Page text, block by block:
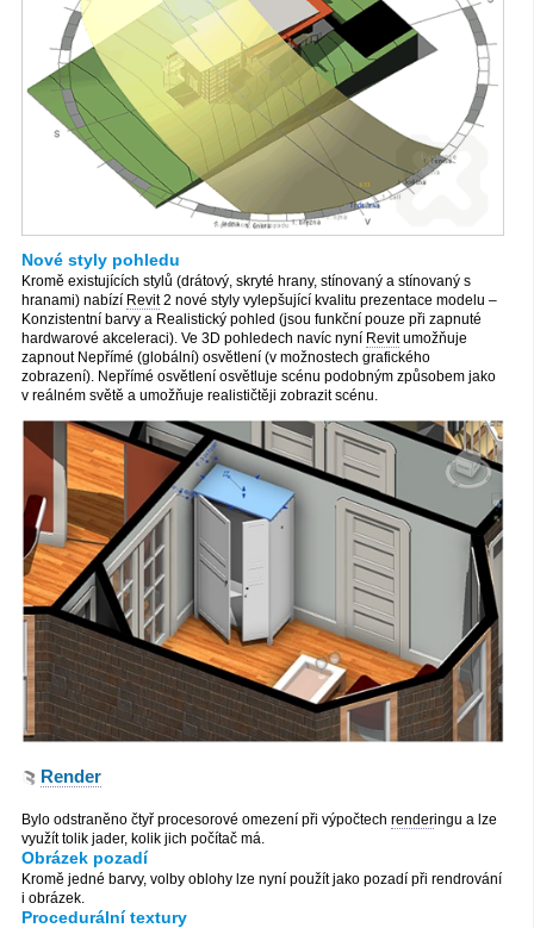
Nové styly pohledu
Kromě existujících stylů (drátový, skryté hrany, stínovaný a stínovaný s
hranami) nabízí Revit2 nové styly vylepšující kvalitu prezentace modelu –
Konzistentní barvy a Realistický pohled (jsou funkční pouze při zapnuté
hardwarové akceleraci). Ve 3D pohledech navíc nyní Revitumožňuje
zapnout Nepřímé (globální) osvětlení (v možnostech grafického
zobrazení). Nepřímé osvětlení osvětluje scénu podobným způsobem jako
v reálném světě a umožňuje realističtěji zobrazit scénu.
Render
Bylo odstraněno čtyř procesorové omezení při výpočtech renderingu a lze
využít tolik jader, kolik jich počítač má.
Obrázek pozadí
Kromě jedné barvy, volby oblohy lze nyní použít jako pozadí při rendrování
i obrázek.
Procedurální textury